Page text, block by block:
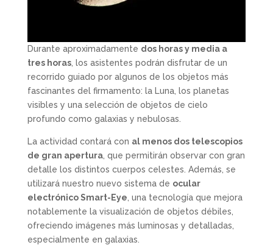
Durante aproximadamente dos horas y media a
tres horas, los asistentes podrán disfrutar de un
recorrido guiado por algunos de los objetos más
fascinantes del firmamento: la Luna, los planetas
visibles y una selección de objetos de cielo
profundo como galaxias y nebulosas.
La actividad contará con al menos dos telescopios
de gran apertura, que permitirán observar con gran
detalle los distintos cuerpos celestes. Además, se
utilizará nuestro nuevo sistema de ocular
electrónico Smart-Eye , una tecnología que mejora
notablemente la visualización de objetos débiles,
ofreciendo imágenes más luminosas y detalladas,
especialmente en galaxias.